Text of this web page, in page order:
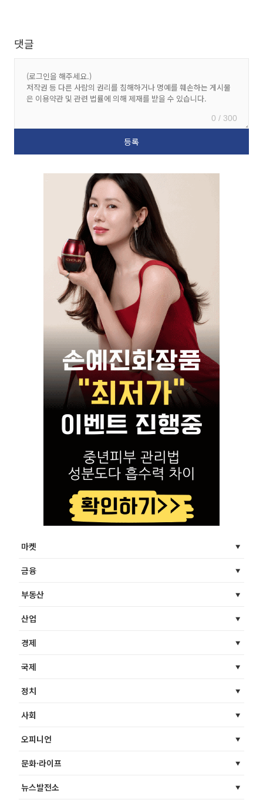
댓글
0 / 300
마켓
금융
부동산
산업
경제
국제
정치
사회
오피니언
문화·라이프
뉴스발전소